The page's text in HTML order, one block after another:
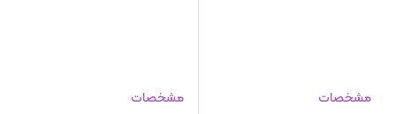
مشخصات مشخصات